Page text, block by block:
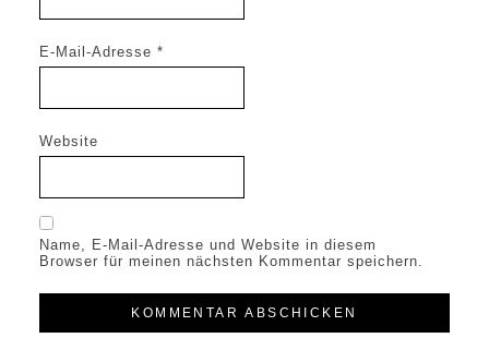
E-Mail-Adresse *
Website
Name, E-Mail-Adresse und Website in diesem
Browser für meinen nächsten Kommentar speichern.